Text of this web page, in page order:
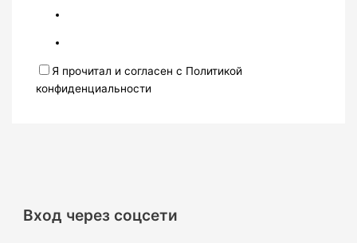
Я прочитал и согласен с Политикой
конфиденциальности
Вход через соцсети